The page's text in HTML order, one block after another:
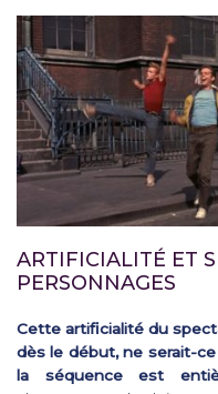
ARTIFICIALITÉ ET
PERSONNAGES
Cette artificialité du
dès le début, ne serait-
la séquence est